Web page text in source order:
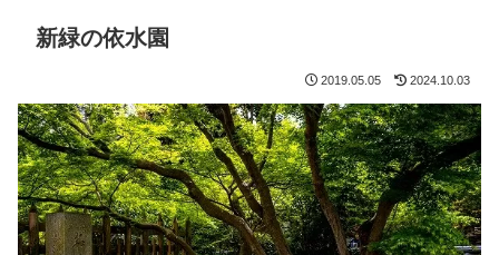
新緑の依水園
2019.05.05 2024.10.03